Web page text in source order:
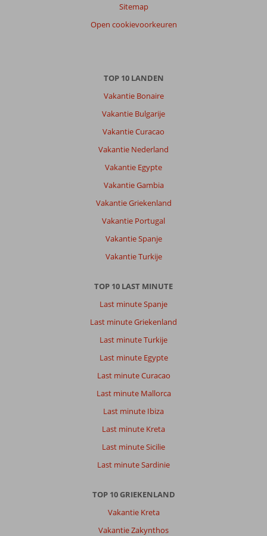
Sitemap
Open cookievoorkeuren
TOP 10 LANDEN
Vakantie Bonaire
Vakantie Bulgarije
Vakantie Curacao
Vakantie Nederland
Vakantie Egypte
Vakantie Gambia
Vakantie Griekenland
Vakantie Portugal
Vakantie Spanje
Vakantie Turkije
TOP 10 LAST MINUTE
Last minute Spanje
Last minute Griekenland
Last minute Turkije
Last minute Egypte
Last minute Curacao
Last minute Mallorca
Last minute Ibiza
Last minute Kreta
Last minute Sicilie
Last minute Sardinie
TOP 10 GRIEKENLAND
Vakantie Kreta
Vakantie Zakynthos